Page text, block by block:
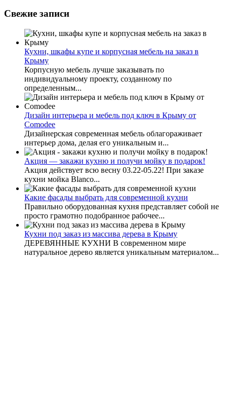
Свежие записи
Кухни, шкафы купе и корпусная мебель на заказ в
Крыму
Корпусную мебель лучше заказывать по
индивидуальному проекту, созданному по
определенным...
Дизайн интерьера и мебель под ключ в Крыму от
Comodee
Дизайнерская современная мебель облагораживает
интерьер дома, делая его уникальным и...
Акция — закажи кухню и получи мойку в подарок!
Акция действует всю весну 03.22-05.22! При заказе
кухни мойка Blanco...
Какие фасады выбрать для современной кухни
Правильно оборудованная кухня представляет собой не
просто грамотно подобранное рабочее...
Кухни под заказ из массива дерева в Крыму
ДЕРЕВЯННЫЕ КУХНИ В современном мире
натуральное дерево является уникальным материалом...